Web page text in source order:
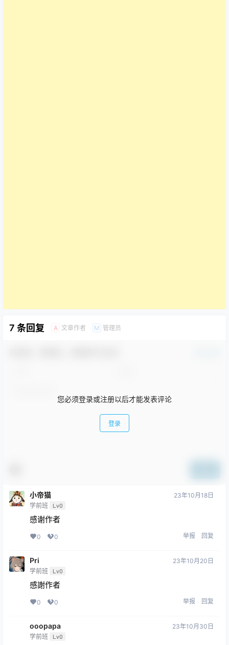
7 条回复 A 文章作者 M 管理员
您必须登录或注册以后才能发表评论
登录
小帝猫
学前班 Lv0
23年10月18日
感谢作者
0 0 举报 回复
Pri
学前班 Lv0
23年10月20日
感謝作者
0 0 举报 回复
ooopapa
学前班 Lv0
23年10月30日